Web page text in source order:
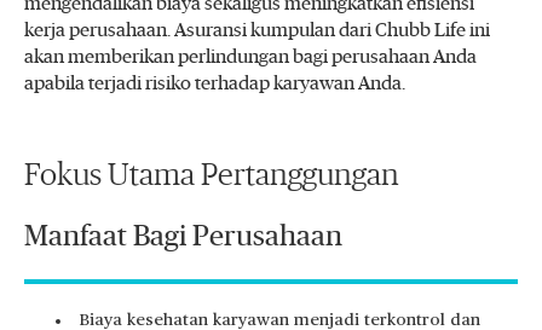
kerja perusahaan. Asuransi kumpulan dari Chubb Life ini
akan memberikan perlindungan bagi perusahaan Anda
apabila terjadi risiko terhadap karyawan Anda.
Fokus Utama Pertanggungan
Manfaat Bagi Perusahaan
Biaya kesehatan karyawan menjadi terkontrol dan